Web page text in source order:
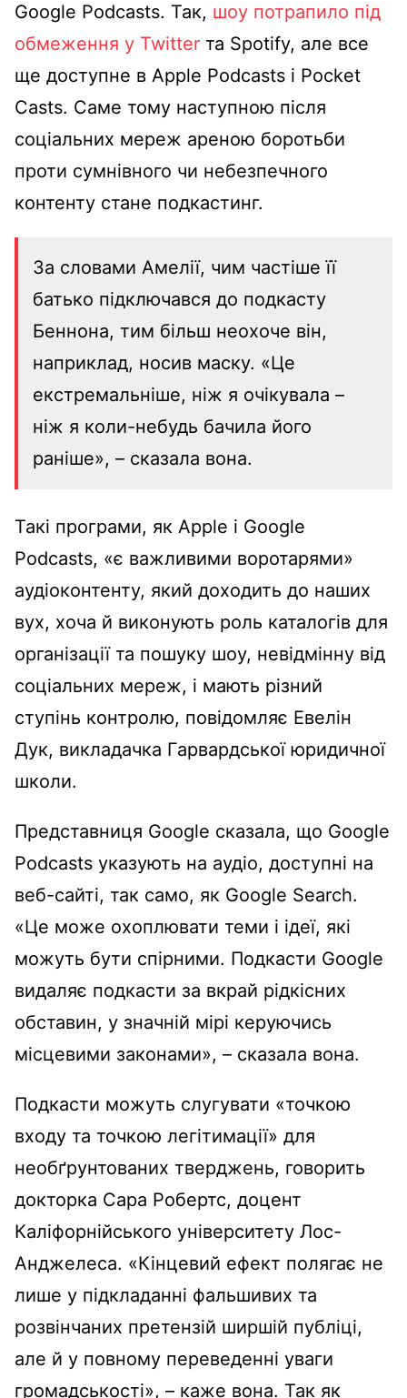
Google Podcasts. Так, шоу потрапило під
обмеження у Twitter та Spotify, але все
ще доступне в Apple Podcasts і Pocket
Casts. Саме тому наступною після
соціальних мереж ареною боротьби
проти сумнівного чи небезпечного
контенту стане подкастинг.
За словами Амелії, чим частіше її
батько підключався до подкасту
Беннона, тим більш неохоче він,
наприклад, носив маску. «Це
екстремальніше, ніж я очікувала –
ніж я коли-небудь бачила його
раніше», – сказала вона.
Такі програми, як Apple і Google
Podcasts, «є важливими воротарями»
аудіоконтенту, який доходить до наших
вух, хоча й виконують роль каталогів для
організації та пошуку шоу, невідмінну від
соціальних мереж, і мають різний
ступінь контролю, повідомляє Евелін
Дук, викладачка Гарвардської юридичної
школи.
Представниця Google сказала, що Google
Podcasts указують на аудіо, доступні на
веб-сайті, так само, як Google Search.
«Це може охоплювати теми і ідеї, які
можуть бути спірними. Подкасти Google
видаляє подкасти за вкрай рідкісних
обставин, у значній мірі керуючись
місцевими законами», – сказала вона.
Подкасти можуть слугувати «точкою
входу та точкою легітимації» для
необґрунтованих тверджень, говорить
докторка Сара Робертс, доцент
Каліфорнійського університету Лос-
Анджелеса. «Кінцевий ефект полягає не
лише у підкладанні фальшивих та
розвінчаних претензій ширшій публіці,
але й у повному переведенні уваги
громадськості», – каже вона. Так як